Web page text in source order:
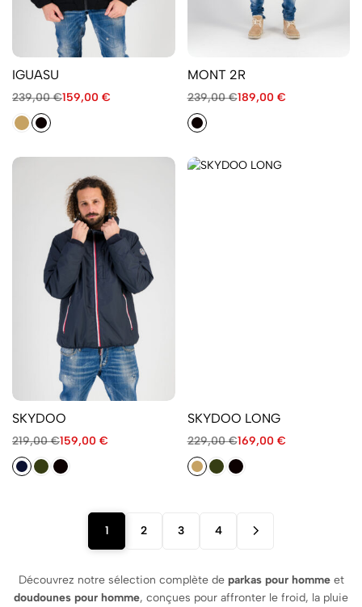
IGUASU
239,00€159,00 €
MONT 2R
239,00€189,00 €
SKYDOO
219,00€159,00 €
SKYDOO LONG
229,00€169,00 €
1 2 3 4
Découvrez notre sélection complète de parkas pour hommeet
doudounes pour homme, conçues pour affronter le froid, la pluie